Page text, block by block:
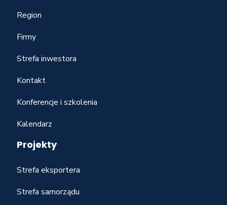
Region
Firmy
Strefa inwestora
Kontakt
Konferencje i szkolenia
Kalendarz
Projekty
Strefa eksportera
Strefa samorządu